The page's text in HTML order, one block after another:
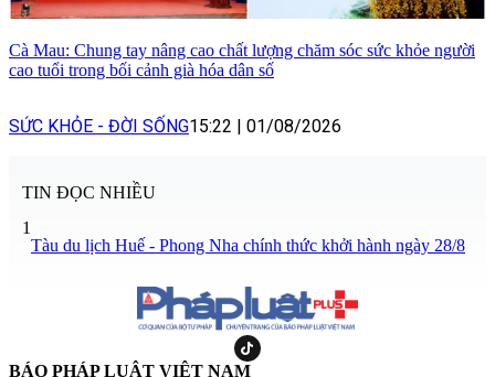
Cà Mau: Chung tay nâng cao chất lượng chăm sóc sức khỏe người
cao tuổi trong bối cảnh già hóa dân số
SỨC KHỎE - ĐỜI SỐNG15:22 | 01/08/2026
TIN ĐỌC NHIỀU
1
Tàu du lịch Huế - Phong Nha chính thức khởi hành ngày 28/8
BÁO PHÁP LUẬT VIỆT NAM